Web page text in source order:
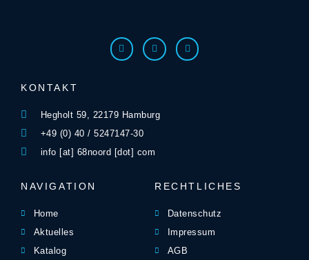
KONTAKT
Hegholt 59, 22179 Hamburg
+49 (0) 40 / 5247147-30
info [at] 68noord [dot] com
NAVIGATION
Home
Aktuelles
Katalog
RECHTLICHES
Datenschutz
Impressum
AGB